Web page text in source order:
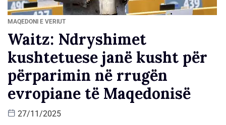
MAQEDONI E VERIUT
Waitz: Ndryshimet
kushtetuese janë kusht për
përparimin në rrugën
evropiane të Maqedonisë
27/11/2025